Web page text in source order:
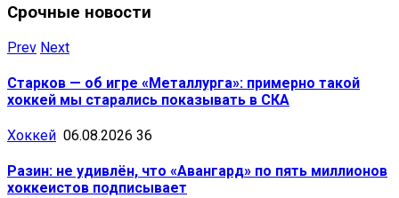
Срочные новости
Prev Next
Старков — об игре «Металлурга»: примерно такой
хоккей мы старались показывать в СКА
Хоккей 06.08.2026 36
Разин: не удивлён, что «Авангард» по пять миллионов
хоккеистов подписывает